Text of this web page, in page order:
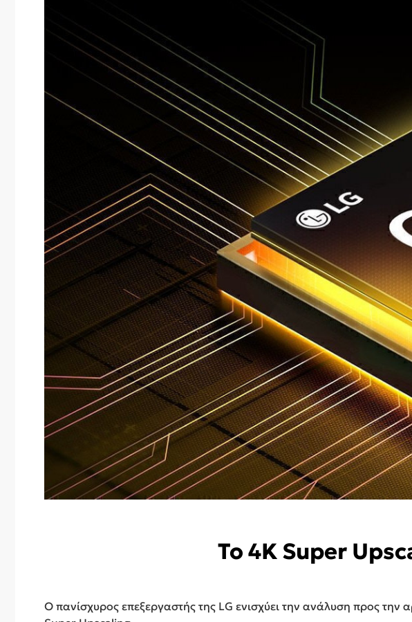
Το 4K Super
Ο πανίσχυρος επεξεργαστής της LG ενισχύει την ανάλυση προς την